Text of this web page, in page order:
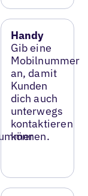
Handy
Gib eine
Mobilnummer
an, damit
Kunden
dich auch
unterwegs
kontaktieren
können.